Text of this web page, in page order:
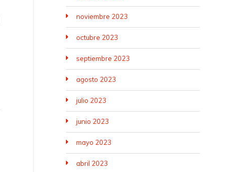
noviembre 2023
octubre 2023
septiembre 2023
agosto 2023
julio 2023
junio 2023
mayo 2023
abril 2023